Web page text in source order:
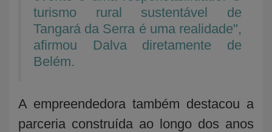
turismo rural sustentável de
Tangará da Serra é uma realidade",
afirmou Dalva diretamente de
Belém.
A empreendedora também destacou a
parceria construída ao longo dos anos